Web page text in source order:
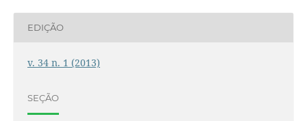
EDIÇÃO
v. 34 n. 1 (2013)
SEÇÃO